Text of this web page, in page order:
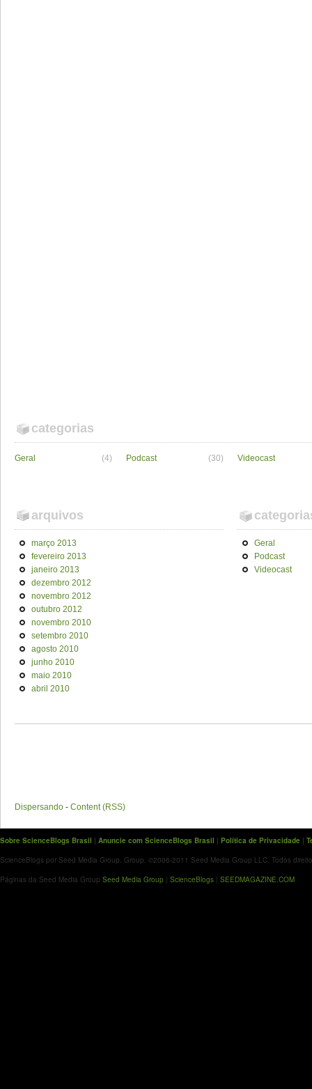
categorias
Geral (4) Podcast (30) Videocast
arquivos
março 2013
fevereiro 2013
janeiro 2013
dezembro 2012
novembro 2012
outubro 2012
novembro 2010
setembro 2010
agosto 2010
junho 2010
maio 2010
abril 2010
Geral
Podcast
Videocast
Dispersando - Content (RSS)
Sobre ScienceBlogs Brasil | Anuncie com ScienceBlogs Brasil | Política de Privacidade |
ScienceBlogs por Seed Media Group. Group. ©2006-2011 Seed Media Group LLC. Todos
Páginas da Seed Media Group Seed Media Group | ScienceBlogs | SEEDMAGAZINE.COM